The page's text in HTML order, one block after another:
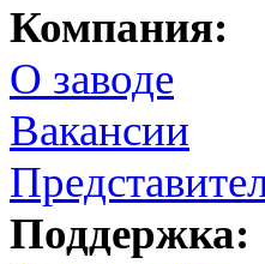
Компания:
О заводе
Вакансии
Поддержка: